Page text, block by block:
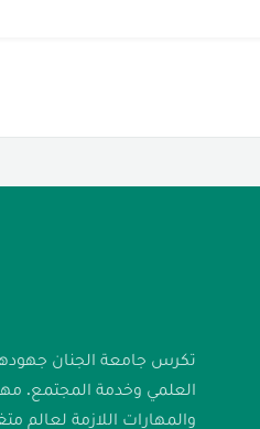
تكرس جامعة الجنان
العلمي وخدمة المجتمع.
والمهارات اللازمة لعالم